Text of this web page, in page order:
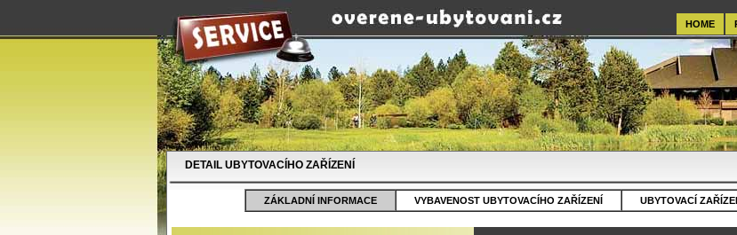
HOME
DETAIL UBYTOVACÍHO ZAŘÍZENÍ
ZÁKLADNÍ INFORMACE VYBAVENOST UBYTOVACÍHO ZAŘÍZENÍ UBYTOVACÍ